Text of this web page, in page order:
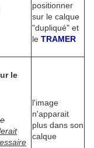
positionner
sur le calque
"dupliqué" et
le TRAMER
le
l'image
n'apparait
plus dans son
calque